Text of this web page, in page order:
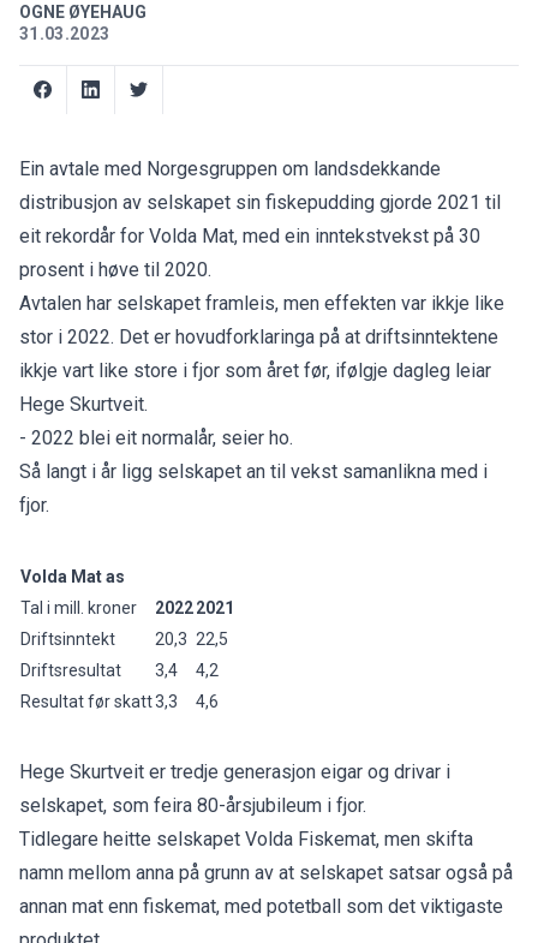
OGNE ØYEHAUG
31.03.2023
Ein avtale med Norgesgruppen om landsdekkande
distribusjon av selskapet sin fiskepudding gjorde 2021 til
eit rekordår for Volda Mat, med ein inntekstvekst på 30
prosent i høve til 2020.
Avtalen har selskapet framleis, men effekten var ikkje like
stor i 2022. Det er hovudforklaringa på at driftsinntektene
ikkje vart like store i fjor som året før, ifølgje dagleg leiar
Hege Skurtveit.
- 2022 blei eit normalår, seier ho.
Så langt i år ligg selskapet an til vekst samanlikna med i
fjor.
Volda Mat as
Tal i mill. kroner
20222021
Driftsinntekt
20,3 22,5
Driftsresultat
3,4
4,2
Resultat før skatt3,3 4,6
Hege Skurtveit er tredje generasjon eigar og drivar i
selskapet, som feira 80-årsjubileum i fjor.
Tidlegare heitte selskapet Volda Fiskemat, men skifta
namn mellom anna på grunn av at selskapet satsar også på
annan mat enn fiskemat, med potetball som det viktigaste